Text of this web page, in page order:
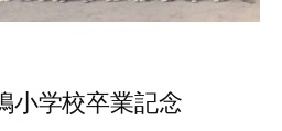
小学校卒業記念